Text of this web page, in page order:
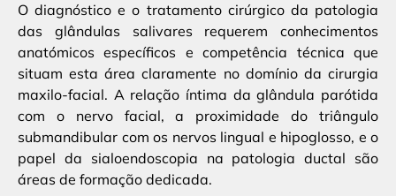
O diagnóstico e o tratamento cirúrgico da patologia
das glândulas salivares requerem conhecimentos
anatómicos específicos e competência técnica que
situam esta área claramente no domínio da cirurgia
maxilo-facial. A relação íntima da glândula parótida
com o nervo facial, a proximidade do triângulo
submandibular com os nervos lingual e hipoglosso, e o
papel da sialoendoscopia na patologia ductal são
áreas de formação dedicada.